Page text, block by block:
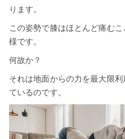
ります。
この姿勢で膝はほとんど痛む
様です。
何故か？
それは地面からの力を最大限
ているのです。